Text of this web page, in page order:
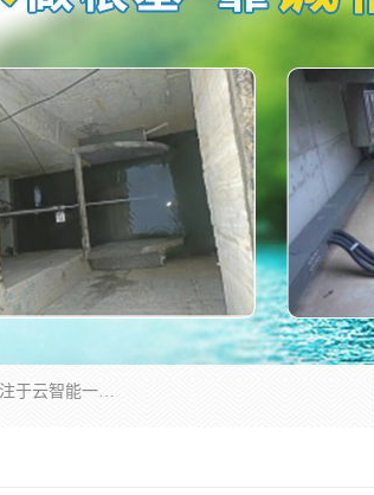
青岛铭源环保科技有限公司是一家专注于环保与智慧水务领域的先进科技企业，公司专注于云智能一体化HMPP预制泵站、智能截流井设备、调蓄池雨洪管理设备、水务循环利用、云智慧水务开发及新型环保技术研发等领域。